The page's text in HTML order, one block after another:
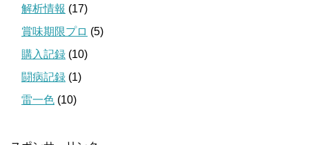
解析情報 (17)
賞味期限プロ (5)
購入記録 (10)
闘病記録 (1)
雷一色 (10)